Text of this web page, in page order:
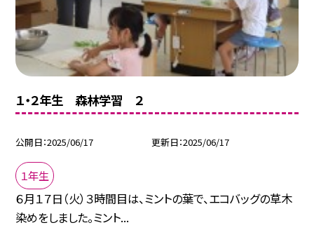
１・２年生 森林学習 ２
公開日 2025/06/17 更新日 2025/06/17
１年生
６月１７日（火）３時間目は、ミントの葉で、エコバッグの草木
染めをしました。ミント...